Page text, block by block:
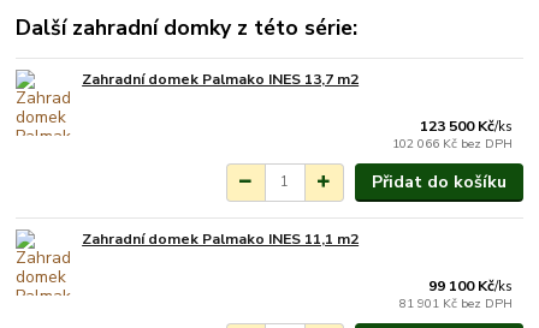
Další zahradní domky z této série:
Zahradní domek Palmako INES 13,7 m2
123 500 Kč/ks
102 066 Kč bez DPH
Přidat do košíku
Zahradní domek Palmako INES 11,1 m2
99 100 Kč/ks
81 901 Kč bez DPH